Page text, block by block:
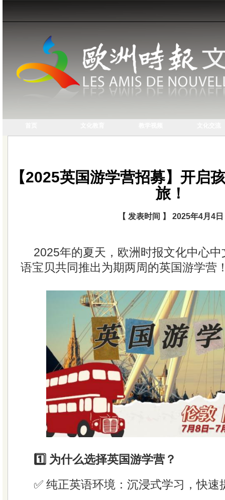
【2025英国游学营招募】开启
旅！
【 发表时间 】 2025年4月4日
2025年的夏天，欧洲时报文化中心
语宝贝共同推出为期两周的英国游学营
1️⃣ 为什么选择英国游学营？
✅ 纯正英语环境：沉浸式学习，快速